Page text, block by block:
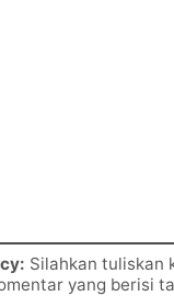
Silahkan tuliskan
yang berisi